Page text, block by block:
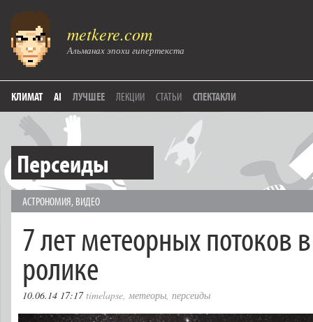
metkere.com
Альманах эпохи гипертекста
КЛИМАТ AI ЛУЧШЕЕ ЛЕКЦИИ СТАТЬИ СПЕКТАКЛИ
Персеиды
АСТРОНОМИЯ, ВИДЕО
7 лет метеорных потоков
ролике
10.06.14 17:17 timelapse,метеоры, персеиды